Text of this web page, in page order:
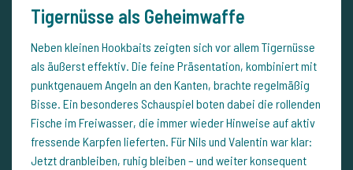
Tigernüsse als Geheimwaffe
Neben kleinen Hookbaits zeigten sich vor allem Tigernüsse
als äußerst effektiv. Die feine Präsentation, kombiniert mit
punktgenauem Angeln an den Kanten, brachte regelmäßig
Bisse. Ein besonderes Schauspiel boten dabei die rollenden
Fische im Freiwasser, die immer wieder Hinweise auf aktiv
fressende Karpfen lieferten. Für Nils und Valentin war klar:
Jetzt dranbleiben, ruhig bleiben – und weiter konsequent